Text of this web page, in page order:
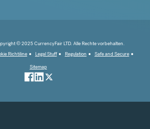
© 2025 CurrencyFair LTD. Alle Rechte vorbehalten.
Richtiline Legal Stuff Regulation
Safe and Secure
Sitemap